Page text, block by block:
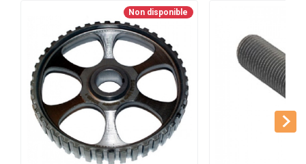
Non disponible